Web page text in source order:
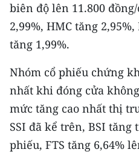
Infographic
TIN ĐỊA PHƯƠNG
Trung du và miền núi
Đồng bằng sông Hồng
biên độ lên 11.800
2,99%, HMC tăng
tăng 1,99%.
Nhóm cổ phiếu chứng
nhất khi đóng cửa
mức tăng cao nhất thị
SSI đã kể trên, BSI tăng
phiếu, FTS tăng 6,64%